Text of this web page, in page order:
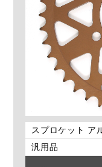
スプロケット ア
汎用品